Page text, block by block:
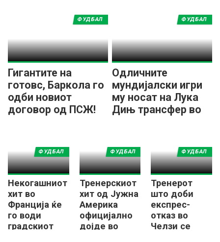
Гигантите на
готовс, Баркола го
одби новиот
договор од ПСЖ!
ФУДБАЛ
Одличните
мундијалски игри
му носат на Лука
Дињ трансфер во
ФУДБАЛ
Некогашниот
хит во
Франција ќе
го води
градскиот
ФУДБАЛ
Тренерскиот
хит од Јужна
Америка
официјално
дојде во
ФУДБАЛ
Тренерот
што доби
експрес-
отказ во
Челзи се
ФУДБАЛ